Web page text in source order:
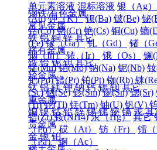
单元素溶液 混标溶液 银（Ag）
(Au) 钾（K） 钡(Ba) 铍(Be) 铋
钴(Co) 铬(Cr) 铯(Cs) 铜(Cu) 镝
(Fe) 镓（Ga） 钆（Gd） 锗（
铟（In） 铱（Ir） 锇（Os） 镧
锰(Mn) 钼(Mo) 钠(Na) 铌(Nb)
钯(Pd) 镨(Pr) 铂(Pt) 铷(Rb) 铼
(Sc) 硒(Se) 钐(Sm) 锡(Sn) 锶(Sr)
(Ti) 铊(Tl) 铥(Tm) 铀(U) 钒(V)
锆(Zr) 铵(NH4) 汞（Hg） 其它
（Po） 砹（At） 钫（Fr） 镭（
（Pa） 锕（Ac）
钢铁/有色金属
常见金属
铁 铝 铜 锌 其它
稀有金属
锆 铪 铌 钽 其它
轻金属
钛 铝 镁 钾 钠 钙 锶 钡 其它
重金属
铜 镍 钴 铅 锌 锡 锑 铋 镉 汞 其
贵金属
金 银 铂